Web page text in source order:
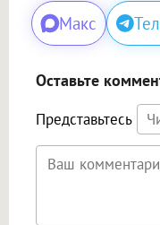
Макс
Оставьте
Представьтесь